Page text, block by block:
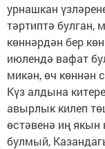
урнашкан
тәртиптә
көннәрдән бер
июлендә вафат
микән, өч көннән
Күз алдына
авырлык килеп
өстәвенә иң
булмый,